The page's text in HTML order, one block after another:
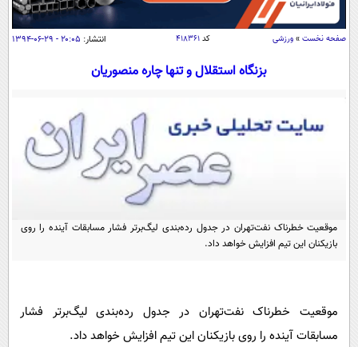
سیاسی
اقتصاد
یک برش دانایی
سفر و تفریح
علم و دانش
علمی
گوناگون
مجله تصویری سلاح
سیاست
خواندنی ها و دیدنی ها
داستان کوتاه
صفحه نخست » ورزشی کد ۴۱۸۳۶۱ انتشار: ۲۰:۰۵ - ۲۹-۰۶-۱۳۹۴
بزنگاه استقلال و تنها چاره منصوریان
موقعیت خطرناک نفت‌تهران در جدول رده‌بندی لیگ‌برتر فشار مسابقات آینده را روی
بازیکنان این تیم افزایش خواهد داد.
موقعیت خطرناک نفت‌تهران در جدول رده‌بندی لیگ‌برتر فشار
مسابقات آینده را روی بازیکنان این تیم افزایش خواهد داد.